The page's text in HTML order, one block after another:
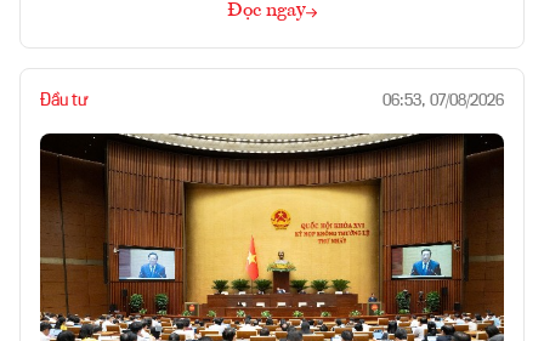
Đọc ngay
Đầu tư 06:53, 07/08/2026